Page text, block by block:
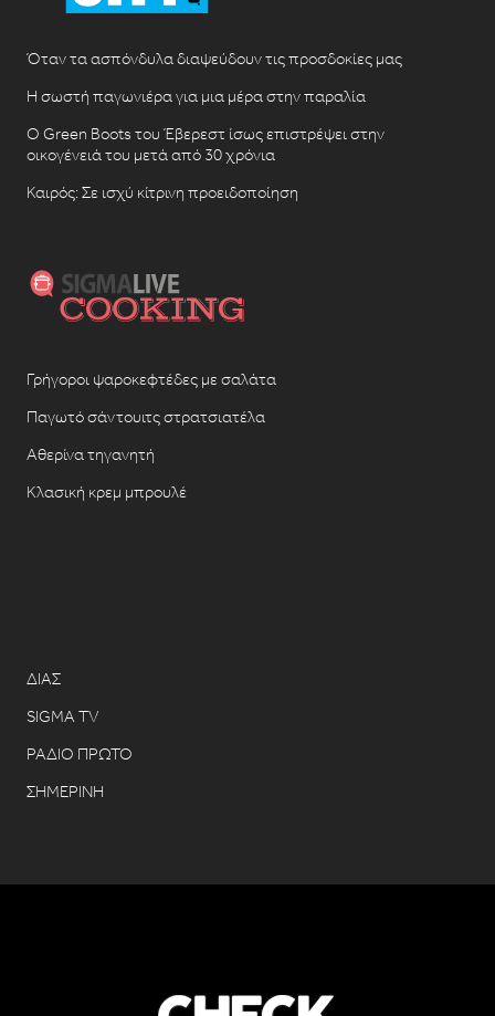
Όταν τα ασπόνδυλα διαψεύδουν τις προσδοκίες μας
Η σωστή παγωνιέρα για μια μέρα στην παραλία
Ο Green Boots του Έβερεστ ίσως επιστρέψει στην
οικογένειά του μετά από 30 χρόνια
Καιρός: Σε ισχύ κίτρινη προειδοποίηση
Γρήγοροι ψαροκεφτέδες με σαλάτα
Παγωτό σάντουιτς στρατσιατέλα
Αθερίνα τηγανητή
Κλασική κρεμ μπρουλέ
ΔΙΑΣ
SIGMA TV
ΡΑΔΙΟ ΠΡΩΤΟ
ΣΗΜΕΡΙΝΗ